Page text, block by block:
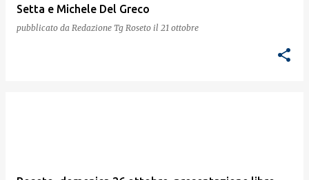
Setta e Michele Del Greco
pubblicato da Redazione Tg Roseto il 21 ottobre